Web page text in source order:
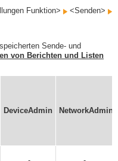
Funktion>
<Senden>
Sende- und
von Berichten und Listen
DeviceAdmin NetworkAdmin